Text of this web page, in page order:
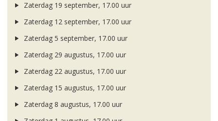
Zaterdag 19 september, 17.00 uur
Zaterdag 12 september, 17.00 uur
Zaterdag 5 september, 17.00 uur
Zaterdag 29 augustus, 17.00 uur
Zaterdag 22 augustus, 17.00 uur
Zaterdag 15 augustus, 17.00 uur
Zaterdag 8 augustus, 17.00 uur